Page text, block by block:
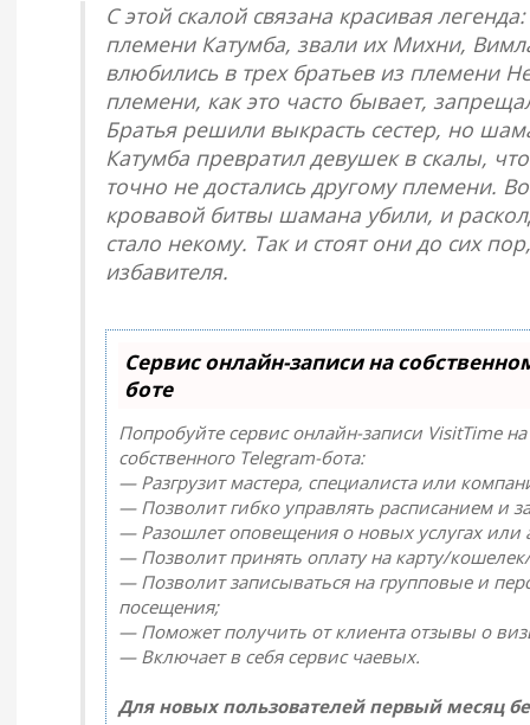
С этой скалой связана красивая
племени Катумба, звали их Михни,
влюбились в трех братьев из племени
племени, как это часто бывает,
Братья решили выкрасть сестер, но
Катумба превратил девушек в скалы,
точно не достались другому племени.
кровавой битвы шамана убили, и
стало некому. Так и стоят они до сих
избавителя.
Сервис онлайн-записи на
боте
Попробуйте сервис онлайн-записи VisitTime
собственного Telegram-бота:
— Разгрузит мастера, специалиста или
— Позволит гибко управлять расписанием и
— Разошлет оповещения о новых услугах или
— Позволит принять оплату на карту/
— Позволит записываться на групповые и
посещения;
— Поможет получить от клиента отзывы о
— Включает в себя сервис чаевых.
Для новых пользователей первый месяц